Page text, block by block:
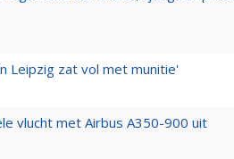
Leipzig zat vol met munitie'
vlucht met Airbus A350-900 uit